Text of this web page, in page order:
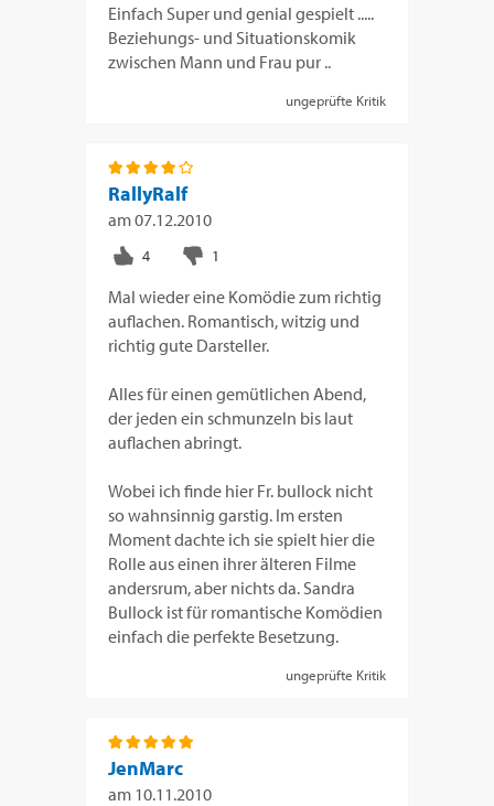
Einfach Super und genial gespielt .....
Beziehungs- und Situationskomik
zwischen Mann und Frau pur ..
ungeprüfte Kritik
RallyRalf
am07.12.2010
Mal wieder eine Komödie zum richtig
auflachen. Romantisch, witzig und
richtig gute Darsteller.
Alles für einen gemütlichen Abend,
der jeden ein schmunzeln bis laut
auflachen abringt.
Wobei ich finde hier Fr. bullock nicht
so wahnsinnig garstig. Im ersten
Moment dachte ich sie spielt hier die
Rolle aus einen ihrer älteren Filme
andersrum, aber nichts da. Sandra
Bullock ist für romantische Komödien
einfach die perfekte Besetzung.
ungeprüfte Kritik
JenMarc
am 10.11.2010